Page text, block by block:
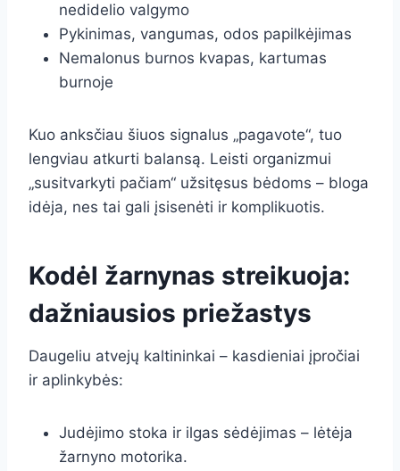
nedidelio valgymo
Pykinimas, vangumas, odos papilkėjimas
Nemalonus burnos kvapas, kartumas
burnoje
Kuo anksčiau šiuos signalus „pagavote“, tuo
lengviau atkurti balansą. Leisti organizmui
„susitvarkyti pačiam“ užsitęsus bėdoms – bloga
idėja, nes tai gali įsisenėti ir komplikuotis.
Kodėl žarnynas streikuoja:
dažniausios priežastys
Daugeliu atvejų kaltininkai – kasdieniai įpročiai
ir aplinkybės:
Judėjimo stoka ir ilgas sėdėjimas – lėtėja
žarnyno motorika.